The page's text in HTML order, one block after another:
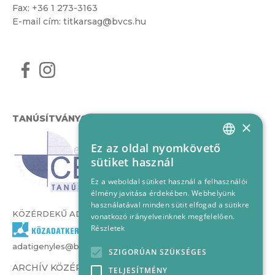
Fax: +36 1 273-3163
E-mail cím: titkarsag@bvcs.hu
TANÚSÍTVÁNYOK
KÖZÉRDEKŰ ADATOK
adatigenyles@bvcs.hu
ARCHÍV KÖZÉRDEKŰ ADATOK –
HUNGARIAN
×
Ez az oldal nyomkövető
sütiket használ
Ez a weboldal sütiket használ a felhasználói
élmény javítása érdekében. Webhelyünk
használatával minden sütit elfogad a sütikre
vonatkozó irányelveinknek megfelelően.
Részletek
SZIGORÚAN SZÜKSÉGES
TELJESÍTMÉNY